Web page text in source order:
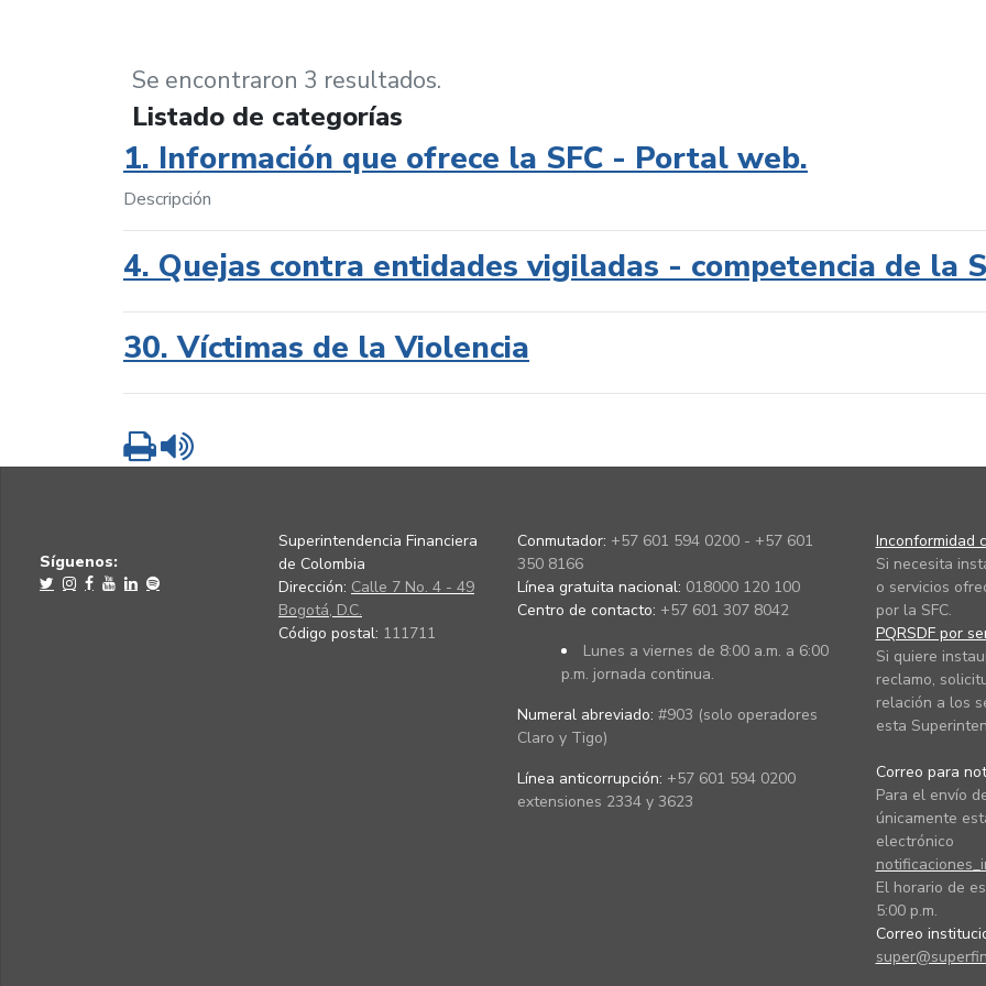
Se encontraron 3 resultados.
Listado de categorías
1. Información que ofrece la SFC - Portal web.
Descripción
4. Quejas contra entidades vigiladas - competencia de la
30. Víctimas de la Violencia
Imprimir
Síguenos:
Superintendencia Financiera
de Colombia
Dirección: Calle 7 No. 4 - 49
Bogotá, D.C.
Código postal: 111711
Conmutador: +57 601 594 0200 - +57 601
350 8166
Línea gratuita nacional: 018000 120 100
Centro de contacto: +57 601 307 8042
Lunes a viernes de 8:00 a.m. a 6:00
p.m. jornada continua.
Numeral abreviado: #903 (solo operadores
Claro y Tigo)
Línea anticorrupción: +57 601 594 0200
extensiones 2334 y 3623
Inconformidad
Si necesita
o servicios
por la SFC.
PQRSDF por
Si quiere
reclamo,
relación a los
esta
Correo para
Para el envío
únicamente
electrónico
El horario de
5:00 p.m.
Correo